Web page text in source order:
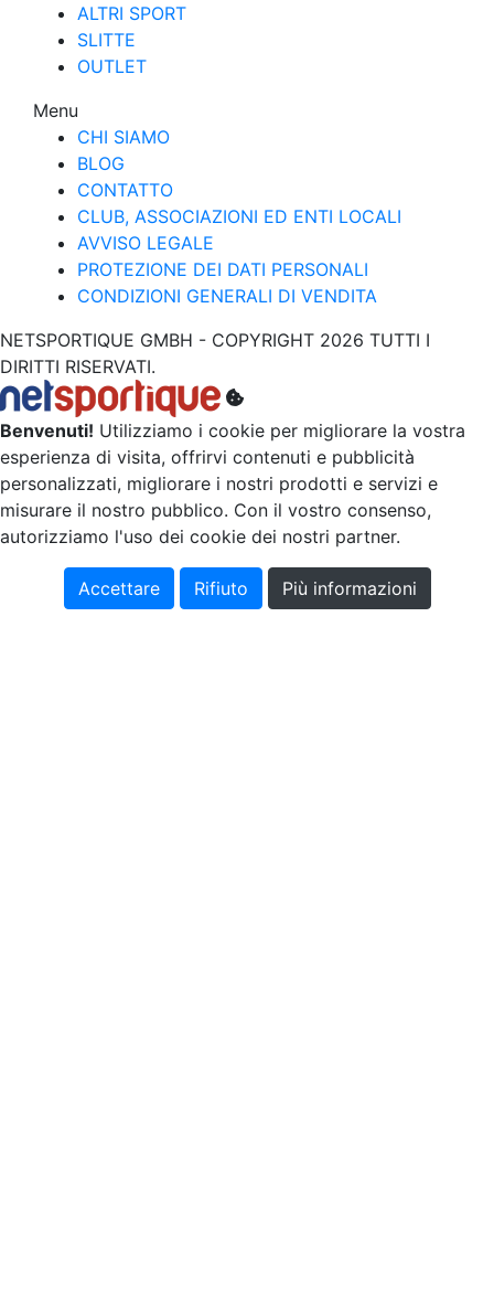
ALTRI SPORT
SLITTE
OUTLET
Menu
CHI SIAMO
BLOG
CONTATTO
CLUB, ASSOCIAZIONI ED ENTI LOCALI
AVVISO LEGALE
PROTEZIONE DEI DATI PERSONALI
CONDIZIONI GENERALI DI VENDITA
NETSPORTIQUE GMBH - COPYRIGHT 2026 TUTTI I
DIRITTI RISERVATI.
Benvenuti! Utilizziamo i cookie per migliorare la vostra
esperienza di visita, offrirvi contenuti e pubblicità
personalizzati, migliorare i nostri prodotti e servizi e
misurare il nostro pubblico. Con il vostro consenso,
autorizziamo l'uso dei cookie dei nostri partner.
Accettare Rifiuto Più informazioni